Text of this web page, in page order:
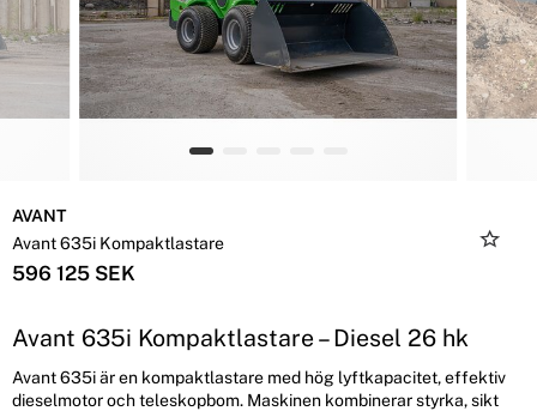
AVANT
Avant 635i Kompaktlastare
596 125 SEK
Avant 635i Kompaktlastare – Diesel 26 hk
Avant 635i är en kompaktlastare med hög lyftkapacitet, effektiv
dieselmotor och teleskopbom. Maskinen kombinerar styrka, sikt